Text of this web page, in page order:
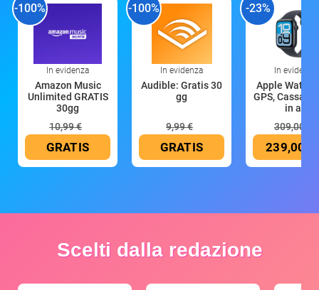
-100%
In evidenza
Amazon Music
Unlimited GRATIS
30gg
10,99 €
GRATIS
-100%
In evidenza
Audible: Gratis 30
gg
9,99 €
GRATIS
-23%
In evidenza
Apple Watch
GPS, Cassa
in all
309,00 €
239,00 €
Scelti dalla redazione